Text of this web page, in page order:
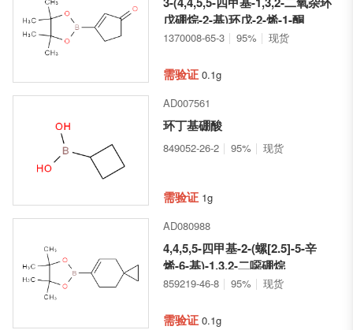
戊硼烷-2-基)环戊-2-烯-1-酮
1370008-65-3 95% 现货
需验证 0.1g
AD007561
环丁基硼酸
849052-26-2 95% 现货
需验证 1g
AD080988
4,4,5,5-四甲基-2-(螺[2.5]-5-辛
烯-6-基)-1,3,2-二噁硼烷
859219-46-8 95% 现货
需验证 0.1g